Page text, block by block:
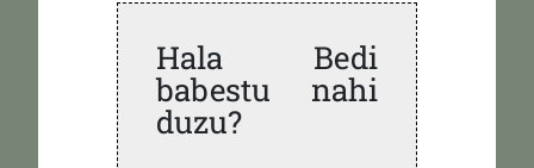
Hala Bedi
babestu nahi
duzu?